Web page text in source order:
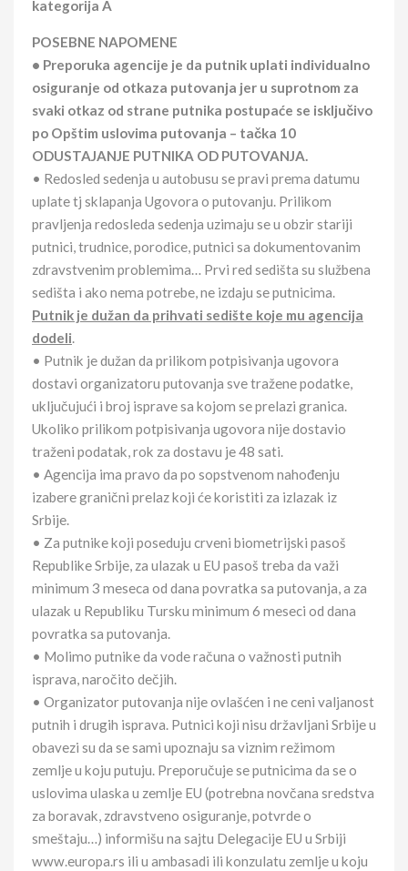
kategorija A
POSEBNE NAPOMENE
• Preporuka agencije je da putnik uplati individualno
osiguranje od otkaza putovanja jer u suprotnom za
svaki otkaz od strane putnika postupaće se isključivo
po Opštim uslovima putovanja – tačka 10
ODUSTAJANJE PUTNIKA OD PUTOVANJA.
• Redosled sedenja u autobusu se pravi prema datumu
uplate tj sklapanja Ugovora o putovanju. Prilikom
pravljenja redosleda sedenja uzimaju se u obzir stariji
putnici, trudnice, porodice, putnici sa dokumentovanim
zdravstvenim problemima… Prvi red sedišta su službena
sedišta i ako nema potrebe, ne izdaju se putnicima.
Putnik je dužan da prihvati sedište koje mu agencija
dodeli.
• Putnik je dužan da prilikom potpisivanja ugovora
dostavi organizatoru putovanja sve tražene podatke,
uključujući i broj isprave sa kojom se prelazi granica.
Ukoliko prilikom potpisivanja ugovora nije dostavio
traženi podatak, rok za dostavu je 48 sati.
• Agencija ima pravo da po sopstvenom nahođenju
izabere granični prelaz koji će koristiti za izlazak iz
Srbije.
• Za putnike koji poseduju crveni biometrijski pasoš
Republike Srbije, za ulazak u EU pasoš treba da važi
minimum 3 meseca od dana povratka sa putovanja, a za
ulazak u Republiku Tursku minimum 6 meseci od dana
povratka sa putovanja.
• Molimo putnike da vode računa o važnosti putnih
isprava, naročito dečjih.
• Organizator putovanja nije ovlašćen i ne ceni valjanost
putnih i drugih isprava. Putnici koji nisu državljani Srbije u
obavezi su da se sami upoznaju sa viznim režimom
zemlje u koju putuju. Preporučuje se putnicima da se o
uslovima ulaska u zemlje EU (potrebna novčana sredstva
za boravak, zdravstveno osiguranje, potvrde o
smeštaju…) informišu na sajtu Delegacije EU u Srbiji
www.europa.rs ili u ambasadi ili konzulatu zemlje u koju